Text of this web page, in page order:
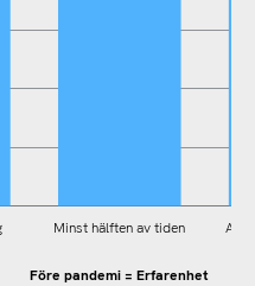
Före pandemi = Erfarenhet
Minst hälften av tiden All/